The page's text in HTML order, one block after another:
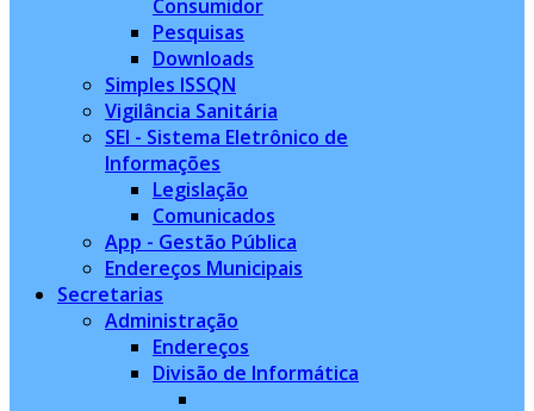
Consumidor
Pesquisas
Downloads
Simples ISSQN
Vigilância Sanitária
SEI - Sistema Eletrônico de
Informações
Legislação
Comunicados
App - Gestão Pública
Endereços Municipais
Secretarias
Administração
Endereços
Divisão de Informática